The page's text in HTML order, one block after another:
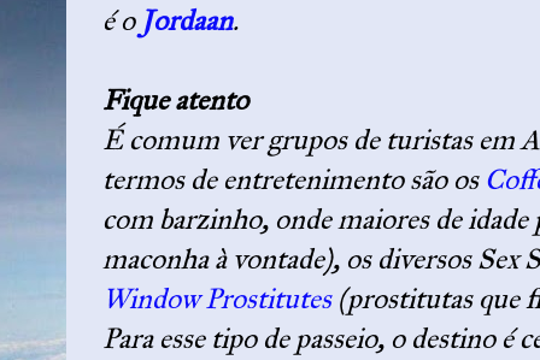
é o Jordaan.
Fique atento
É comum ver grupos de turistas em
termos de entretenimento são os
com barzinho, onde maiores de
maconha à vontade), os diversos Sex
Window Prostitutes(prostitutas que
Para esse tipo de passeio, o destino é